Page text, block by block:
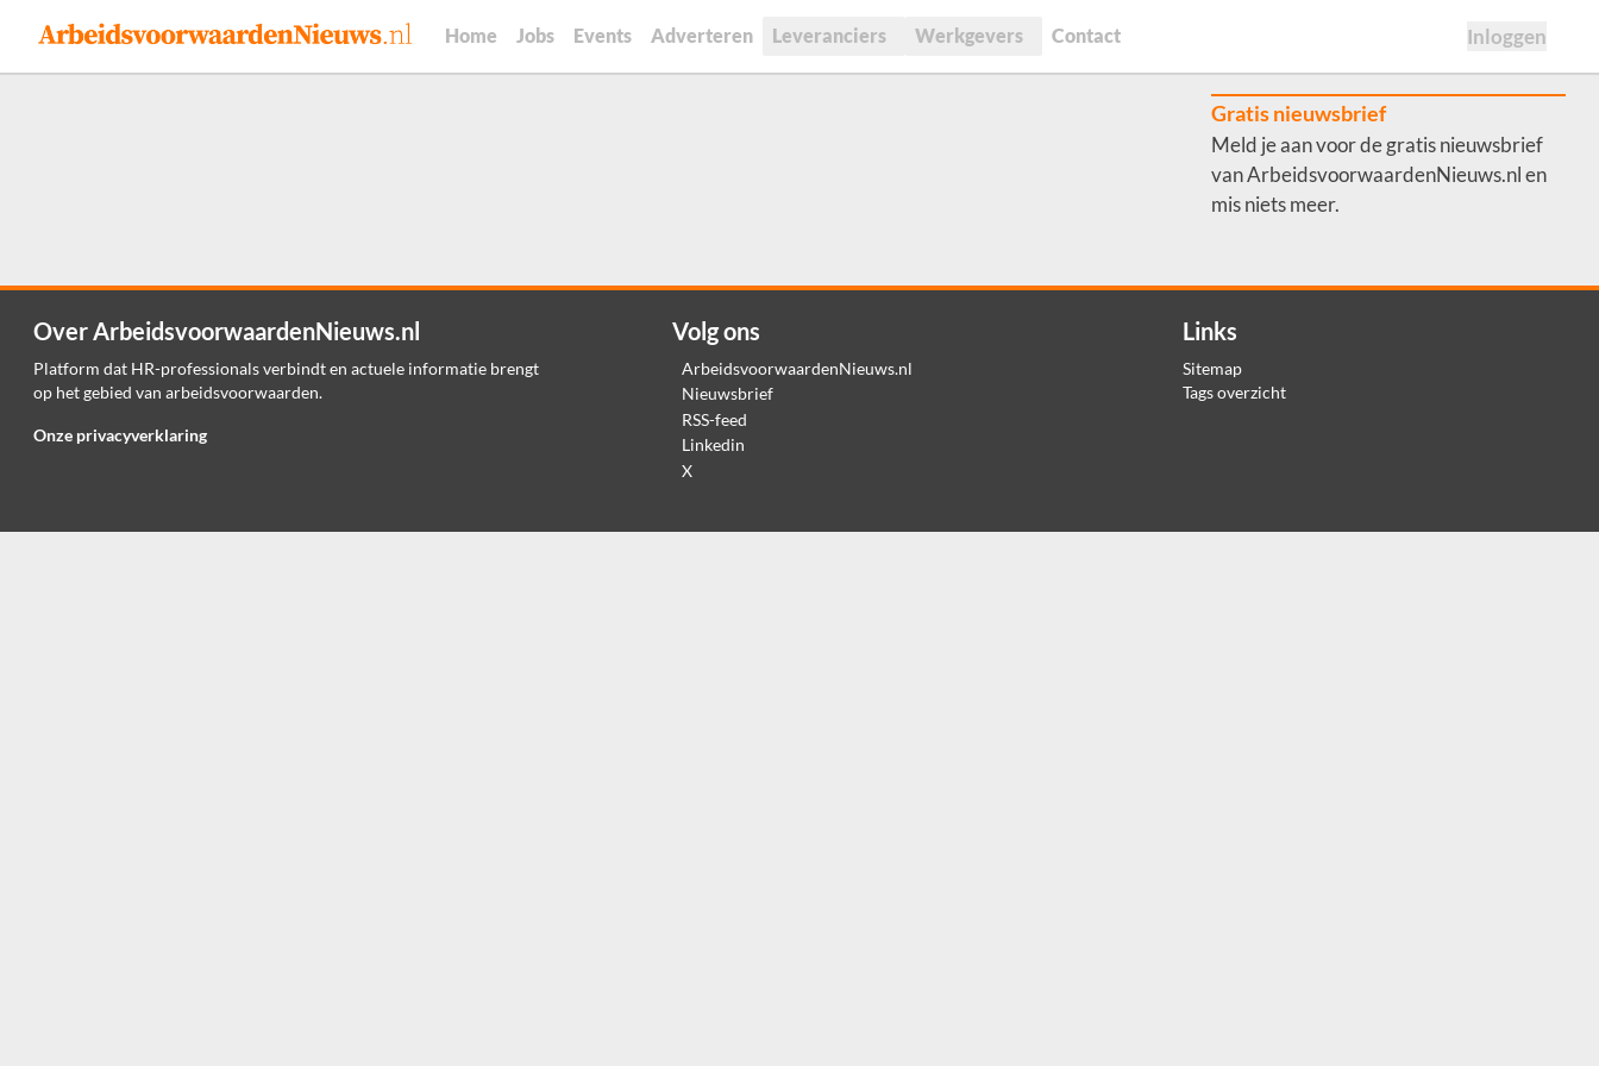
Home Jobs Events Adverteren Leveranciers Werkgevers Contact Inloggen
Gratis nieuwsbrief
Meld je aan voor de gratis nieuwsbrief
van ArbeidsvoorwaardenNieuws.nl en
mis niets meer.
Over ArbeidsvoorwaardenNieuws.nl
Platform dat HR-professionals verbindt en actuele informatie brengt
op het gebied van arbeidsvoorwaarden.
Onze privacyverklaring
Volg ons
ArbeidsvoorwaardenNieuws.nl
Nieuwsbrief
RSS-feed
Linkedin
X
Links
Sitemap
Tags overzicht